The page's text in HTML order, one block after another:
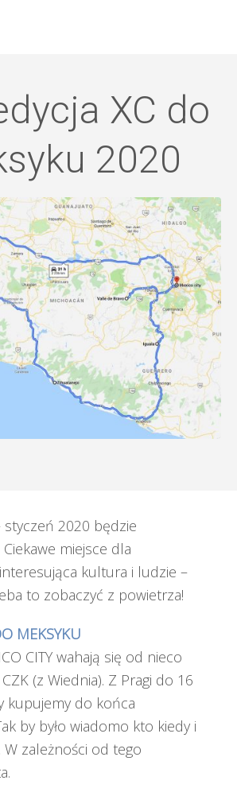
XC do
2020
styczeń 2020 będzie
miejsce dla
kultura i ludzie –
to zobaczyć z powietrza!
MEKSYKU
CITY wahają się od nieco
(z Wiednia). Z Pragi do 16
kupujemy do końca
by było wiadomo kto kiedy i
zależności od tego